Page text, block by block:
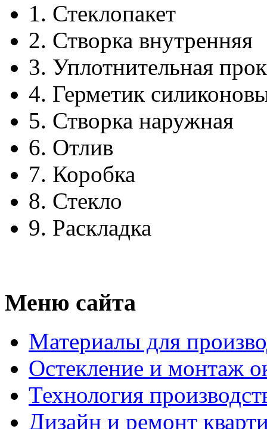
1. Стеклопакет
2. Створка внутренняя
3. Уплотнительная
4. Герметик
5. Створка наружная
6. Отлив
7. Коробка
8. Стекло
9. Раскладка
Меню сайта
Материалы для
Остекление и монтаж
Технология
Дизайн и ремонт